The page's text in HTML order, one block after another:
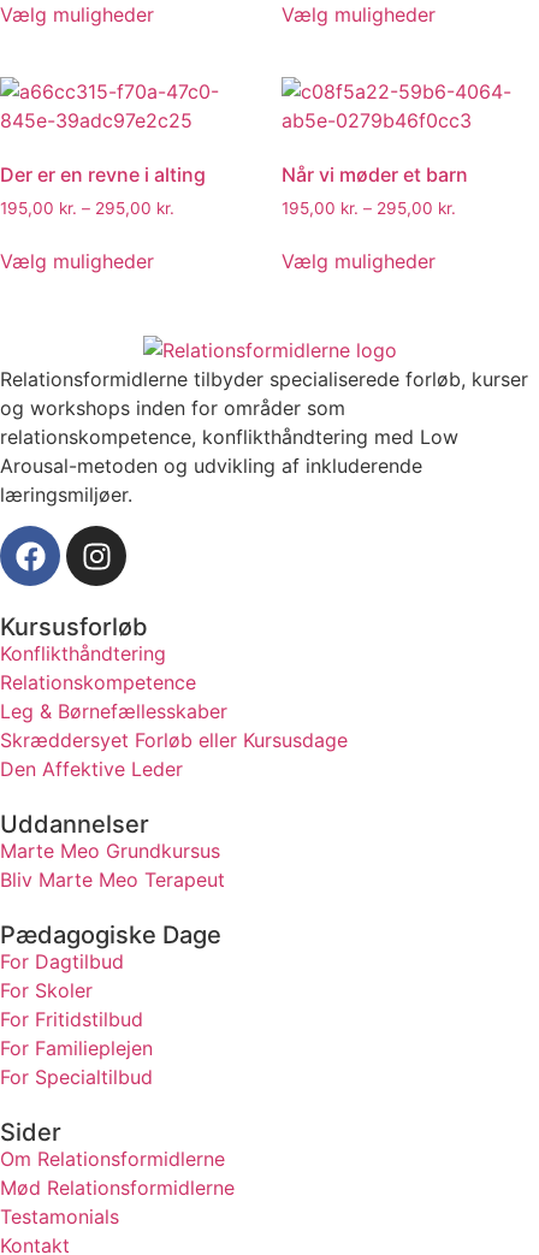
Vælg muligheder Vælg muligheder
Der er en revne i alting
195,00 kr. – 295,00 kr.
Vælg muligheder
Når vi møder et barn
195,00 kr. – 295,00 kr.
Vælg muligheder
Relationsformidlerne tilbyder specialiserede forløb, kurser
og workshops inden for områder som
relationskompetence, konflikthåndtering med Low
Arousal-metoden og udvikling af inkluderende
læringsmiljøer.
Kursusforløb
Konflikthåndtering
Relationskompetence
Leg & Børnefællesskaber
Skræddersyet Forløb eller Kursusdage
Den Affektive Leder
Uddannelser
Marte Meo Grundkursus
Bliv Marte Meo Terapeut
Pædagogiske Dage
For Dagtilbud
For Skoler
For Fritidstilbud
For Familieplejen
For Specialtilbud
Sider
Om Relationsformidlerne
Mød Relationsformidlerne
Testamonials
Kontakt